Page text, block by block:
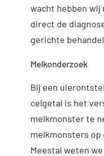
wacht hebben
direct de
gerichte
Melkonderzoek
Bij een
celgetal is het
melkmonster te
melkmonsters
Meestal weten